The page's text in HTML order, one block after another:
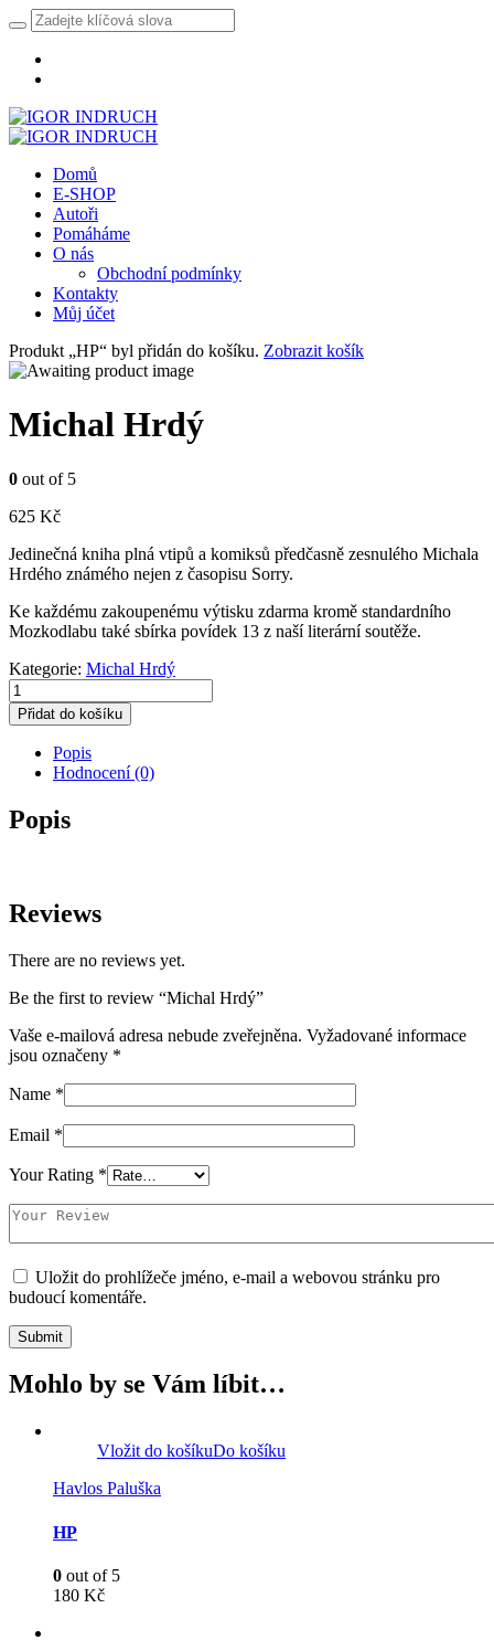
Domů
E-SHOP
Autoři
Pomáháme
O nás
Obchodní podmínky
Kontakty
Můj účet
Produkt „HP“ byl přidán do košíku. Zobrazit košík
Michal Hrdý
0 out of 5
625 Kč
Jedinečná kniha plná vtipů a komiksů předčasně zesnulého Michala
Hrdého známého nejen z časopisu Sorry.
Ke každému zakoupenému výtisku zdarma kromě standardního
Mozkodlabu také sbírka povídek 13 z naší literární soutěže.
Kategorie: Michal Hrdý
Michal
Hrdý
množství
Přidat do košíku
Popis
Hodnocení (0)
Popis
Reviews
There are no reviews yet.
Be the first to review “Michal Hrdý”
Vaše e-mailová adresa nebude zveřejněna. Vyžadované informace
jsou označeny *
Name *
Email *
Your Rating *
Uložit do prohlížeče jméno, e-mail a webovou stránku pro
budoucí komentáře.
Mohlo by se Vám líbit…
Vložit do košíkuDo košíku
Havlos Paluška
HP
0 out of 5
180 Kč